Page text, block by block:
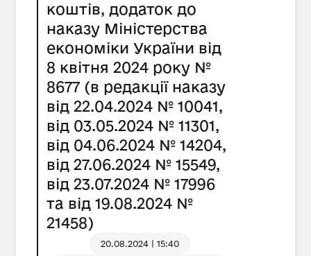
коштів, додаток до
наказу Міністерства
економіки України від
8 квітня 2024 року №
8677 (в редакції наказу
від 22.04.2024 № 10041,
від 03.05.2024 № 11301,
від 04.06.2024 № 14204,
від 27.06.2024 № 15549,
від 23.07.2024 № 17996
та від 19.08.2024 №
21458)
20.08.2024 | 15:40